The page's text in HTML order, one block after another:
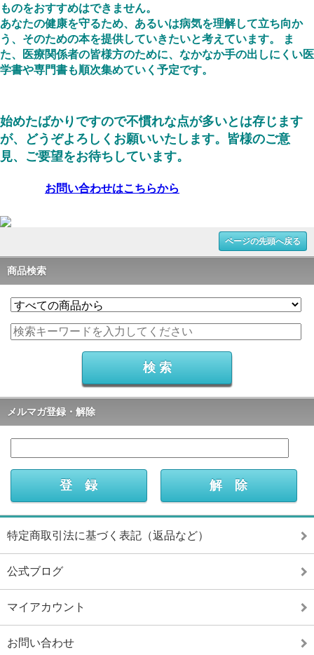
ものをおすすめはできません。
あなたの健康を守るため、あるいは病気を理解して立ち向か
う、そのための本を提供していきたいと考えています。 ま
た、医療関係者の皆様方のために、なかなか手の出しにくい医
学書や専門書も順次集めていく予定です。
始めたばかりですので不慣れな点が多いとは存じます
が、どうぞよろしくお願いいたします。皆様のご意
見、ご要望をお待ちしています。
お問い合わせはこちらから
ページの先頭へ戻る
商品検索
メルマガ登録・解除
特定商取引法に基づく表記（返品など）
公式ブログ
マイアカウント
お問い合わせ